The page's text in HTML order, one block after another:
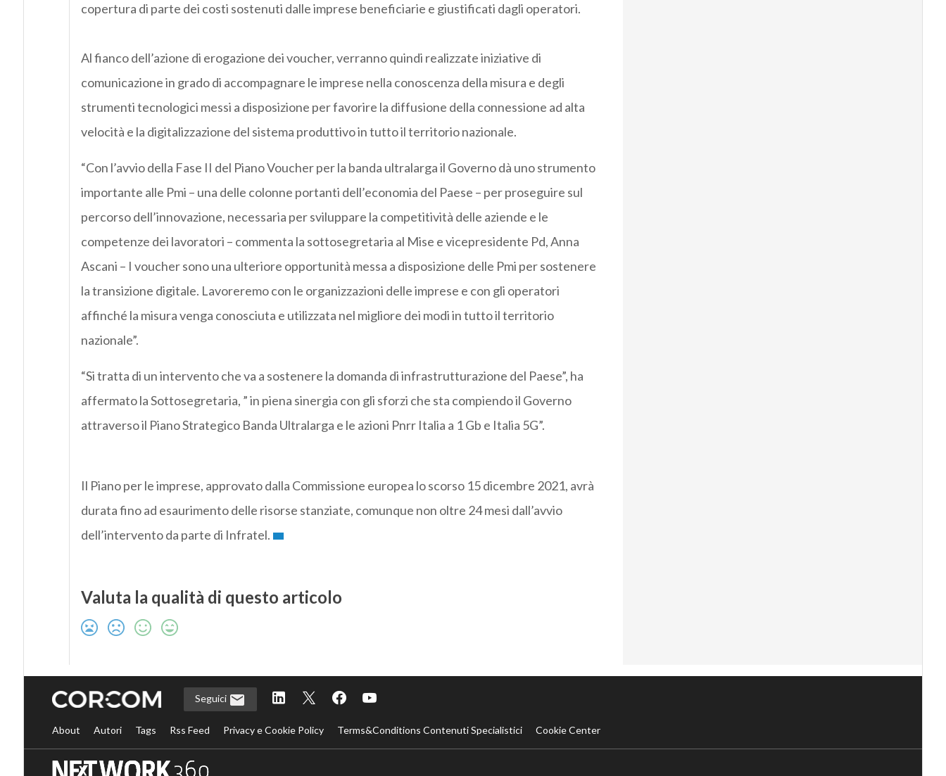
copertura di parte dei costi sostenuti dalle imprese beneficiarie e giustificati dagli operatori.
Al fianco dell’azione di erogazione dei voucher, verranno quindi realizzate iniziative di
comunicazione in grado di accompagnare le imprese nella conoscenza della misura e degli
strumenti tecnologici messi a disposizione per favorire la diffusione della connessione ad alta
velocità e la digitalizzazione del sistema produttivo in tutto il territorio nazionale.
“Con l’avvio della Fase II del Piano Voucher per la banda ultralarga il Governo dà uno strumento
importante alle Pmi – una delle colonne portanti dell’economia del Paese – per proseguire sul
percorso dell’innovazione, necessaria per sviluppare la competitività delle aziende e le
competenze dei lavoratori – commenta la sottosegretaria al Mise e vicepresidente Pd, Anna
Ascani – I voucher sono una ulteriore opportunità messa a disposizione delle Pmi per sostenere
la transizione digitale. Lavoreremo con le organizzazioni delle imprese e con gli operatori
affinché la misura venga conosciuta e utilizzata nel migliore dei modi in tutto il territorio
nazionale”.
“Si tratta di un intervento che va a sostenere la domanda di infrastrutturazione del Paese”, ha
affermato la Sottosegretaria, ” in piena sinergia con gli sforzi che sta compiendo il Governo
attraverso il Piano Strategico Banda Ultralarga e le azioni Pnrr Italia a 1 Gb e Italia 5G”.
Il Piano per le imprese, approvato dalla Commissione europea lo scorso 15 dicembre 2021, avrà
durata fino ad esaurimento delle risorse stanziate, comunque non oltre 24 mesi dall’avvio
dell’intervento da parte di Infratel.
Valuta la qualità di questo articolo
Seguici
About Autori Tags Rss Feed Privacy e Cookie Policy Terms&Conditions Contenuti Specialistici Cookie Center